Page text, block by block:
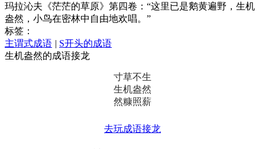
玛拉沁夫《茫茫的草原》第四卷：“这里已是鹅黄遍野，生机
盎然，小鸟在密林中自由地欢唱。”
标签：
主谓式成语 | S开头的成语
生机盎然的成语接龙
寸草不生
生机盎然
然糠照薪
去玩成语接龙